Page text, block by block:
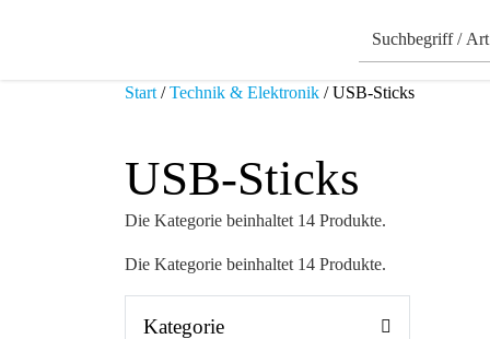
Start /Technik & Elektronik / USB-Sticks
USB-Sticks
Die Kategorie beinhaltet 14 Produkte.
Die Kategorie beinhaltet 14 Produkte.
Kategorie